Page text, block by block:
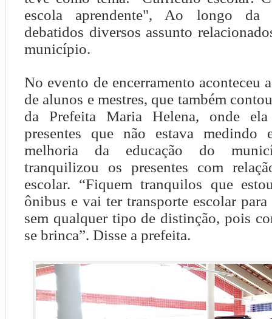
escola aprendente", Ao longo da
debatidos diversos assunto
município.
No evento de encerramento aconteceu
de alunos e mestres, que também
da Prefeita Maria Helena, onde
presentes que não estava medindo
melhoria da educação do
tranquilizou os presentes com
escolar. “Fiquem tranquilos que
ônibus e vai ter transporte escolar
sem qualquer tipo de distinção, pois
se brinca”. Disse a prefeita.